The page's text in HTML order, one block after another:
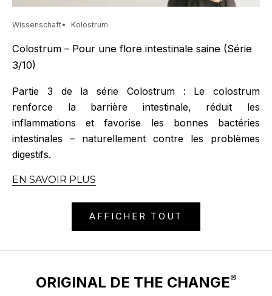
Wissenschaft Kolostrum
Colostrum – Pour une flore intestinale saine (Série
3/10)
Partie 3 de la série Colostrum : Le colostrum
renforce la barrière intestinale, réduit les
inflammations et favorise les bonnes bactéries
intestinales – naturellement contre les problèmes
digestifs.
EN SAVOIR PLUS
AFFICHER TOUT
ORIGINAL DE THE CHANGE®